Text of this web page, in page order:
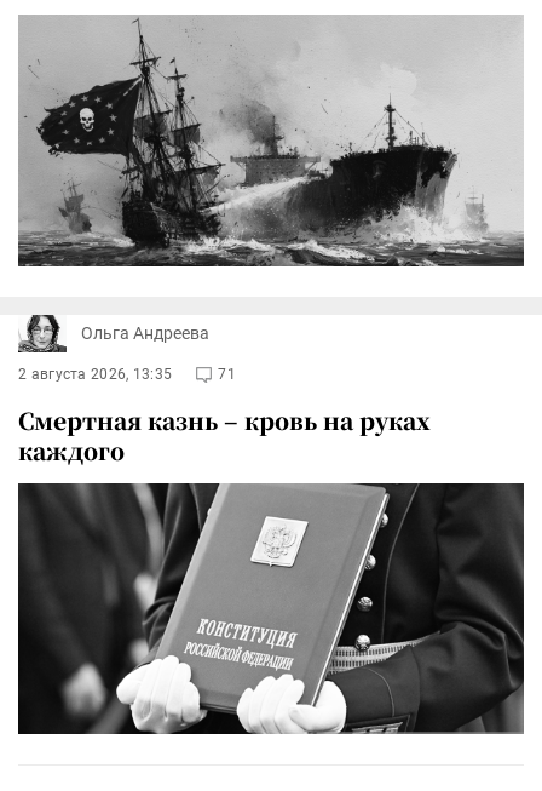
Ольга Андреева
2 августа 2026, 13:35 71
Смертная казнь – кровь на руках
каждого